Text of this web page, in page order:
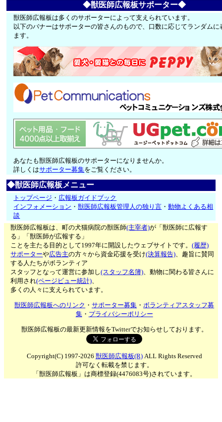
◆獣医師広報板サポーター◆
獣医師広報板は多くのサポーターによって支えられています。
以下のバナーはサポーターの皆さんのもので、口数に応じてランダムに
ます。
あなたも獣医師広報板のサポーターになりませんか。
詳しくはサポーター募集をご覧ください。
◆獣医師広報板メニュー
トップページ ・ 広報板ガイドブック
インフォメーション ・獣医師広報板管理人の独り言 ・動物よくある相
談
獣医師広報板は、町の犬猫病院の獣医師(主宰者)が「獣医師に広報す
る」「獣医師が広報する」
ことを主たる目的として1997年に開設したウェブサイトです。(履歴)
サポーターや広告主の方々から資金応援を受け(決算報告)、趣旨に賛同
する人たちがボランティア
スタッフとなって運営に参加し(スタッフ名簿)、動物に関わる皆さんに
利用され(ページビュー統計)、
多くの人々に支えられています。
獣医師広報板へのリンク ・サポーター募集 ・ボランティアスタッフ募
集・ プライバシーポリシー
獣医師広報板の最新更新情報をTwitterでお知らせしております。
Copyright(C) 1997-2026 獣医師広報板(R)ALL Rights Reserved
許可なく転載を禁じます。
「獣医師広報板」は商標登録(4476083号)されています。